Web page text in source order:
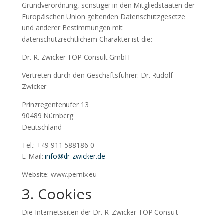
Grundverordnung, sonstiger in den Mitgliedstaaten der
Europäischen Union geltenden Datenschutzgesetze
und anderer Bestimmungen mit
datenschutzrechtlichem Charakter ist die:
Dr. R. Zwicker TOP Consult GmbH
Vertreten durch den Geschäftsführer: Dr. Rudolf
Zwicker
Prinzregentenufer 13
90489 Nürnberg
Deutschland
Tel.: +49 911 588186-0
E-Mail: info@dr-zwicker.de
Website: www.pernix.eu
3. Cookies
Die Internetseiten der Dr. R. Zwicker TOP Consult